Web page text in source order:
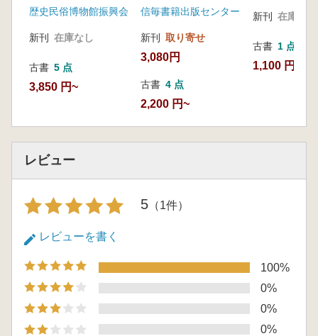
測定 遠部 慎
[第5部] 研究の成果と課題 春成秀爾
歴史民俗博物館振興会
新刊 在庫なし
古書 5 点
3,850 円~
群
信毎書籍出版センター
新刊 取り寄せ
3,080円
古書 4 点
2,200 円~
新刊 在庫なし
古書 1 点
1,100 円
レビュー
5 （1件）
レビューを書く
100%
0%
0%
0%